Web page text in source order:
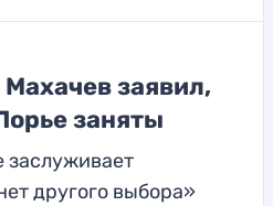
заявил,
заняты
заслуживает
другого выбора»